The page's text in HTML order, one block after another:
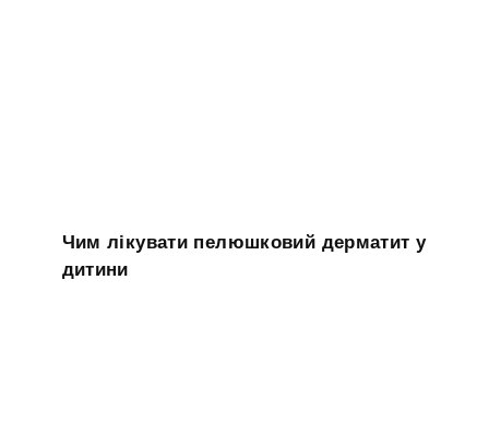
Чим лікувати пелюшковий дерматит у
дитини